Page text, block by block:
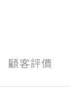
顧客評價